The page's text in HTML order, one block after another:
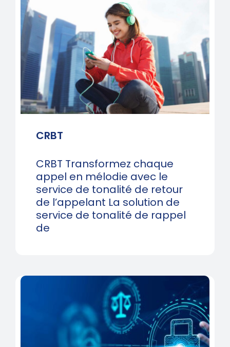
CRBT
CRBT Transformez chaque
appel en mélodie avec le
service de tonalité de retour
de l’appelant La solution de
service de tonalité de rappel
de